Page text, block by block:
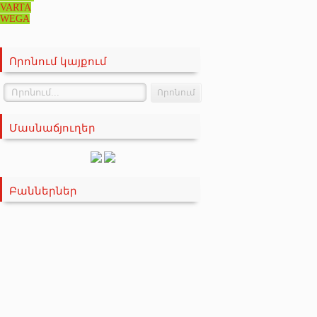
VARTA
WEGA
Որոնում կայքում
Մասնաճյուղեր
Բաններներ